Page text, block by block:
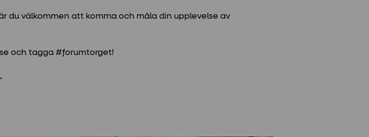
du välkommen att komma och måla din upplevelse av
och tagga #forumtorget!